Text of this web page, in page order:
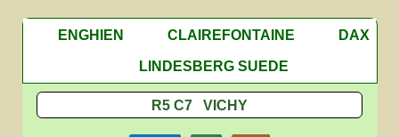
ENGHIEN CLAIREFONTAINE
DAX
LINDESBERG SUEDE
R5 C7 VICHY